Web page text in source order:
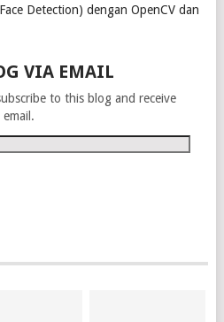
Detection) dengan OpenCV dan
VIA EMAIL
to this blog and receive